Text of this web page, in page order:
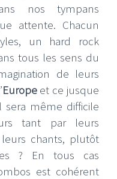
nos tympans
attente. Chacun
un hard rock
tous les sens du
de leurs
Europeet ce jusque
sera même difficile
tant par leurs
chants, plutôt
? En tous cas
est cohérent